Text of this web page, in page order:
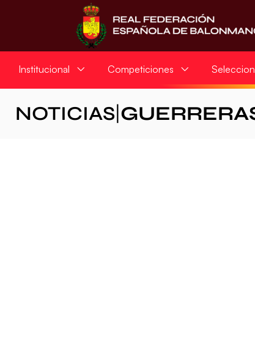
Institucional Competiciones
NOTICIAS